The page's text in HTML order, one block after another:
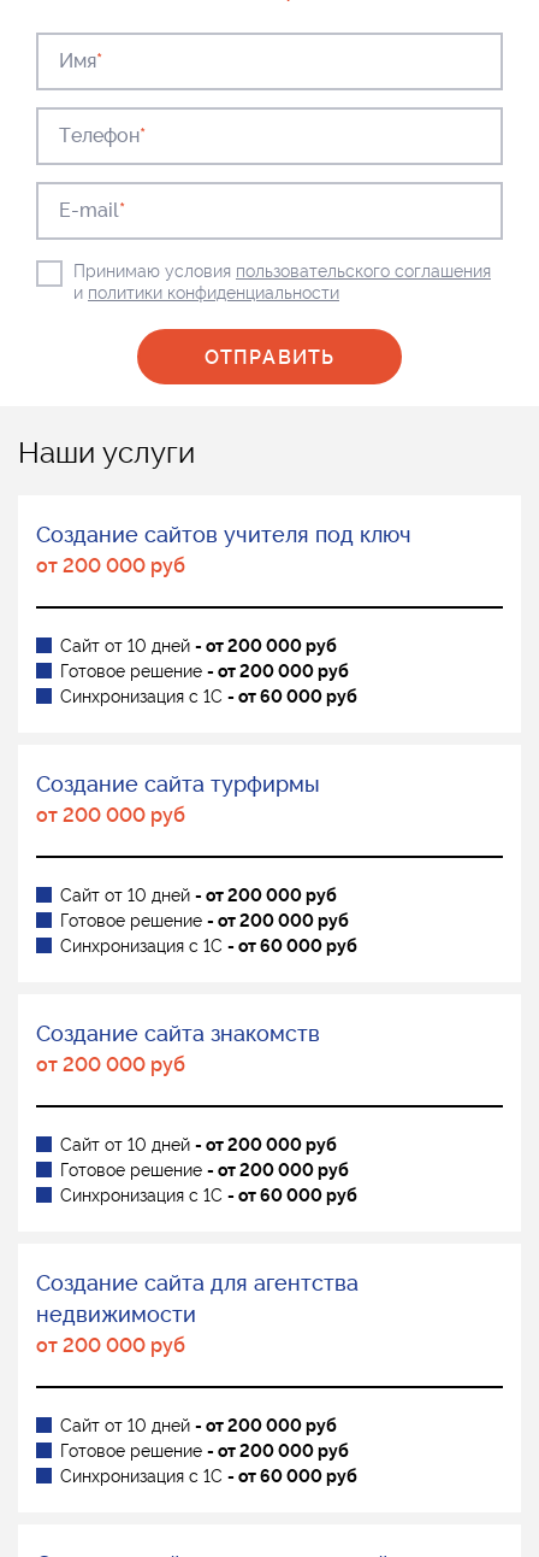
Имя*
Телефон*
E-mail*
Принимаю условия пользовательского соглашения
и политики конфиденциальности
Наши услуги
Создание сайтов учителя под ключ
от 200 000 руб
Сайт от 10 дней - от 200 000 руб
Готовое решение - от 200 000 руб
Синхронизация с 1С - от 60 000 руб
Создание сайта турфирмы
от 200 000 руб
Сайт от 10 дней - от 200 000 руб
Готовое решение - от 200 000 руб
Синхронизация с 1С - от 60 000 руб
Создание сайта знакомств
от 200 000 руб
Сайт от 10 дней - от 200 000 руб
Готовое решение - от 200 000 руб
Синхронизация с 1С - от 60 000 руб
Создание сайта для агентства
недвижимости
от 200 000 руб
Сайт от 10 дней - от 200 000 руб
Готовое решение - от 200 000 руб
Синхронизация с 1С - от 60 000 руб